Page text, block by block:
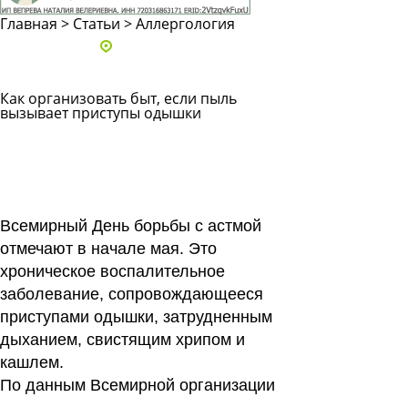
Главная > Статьи >Аллергология
Как организовать быт, если пыль
вызывает приступы одышки
Всемирный День борьбы с астмой
отмечают в начале мая. Это
хроническое воспалительное
заболевание, сопровождающееся
приступами одышки, затрудненным
дыханием, свистящим хрипом и
кашлем.
По данным Всемирной организации